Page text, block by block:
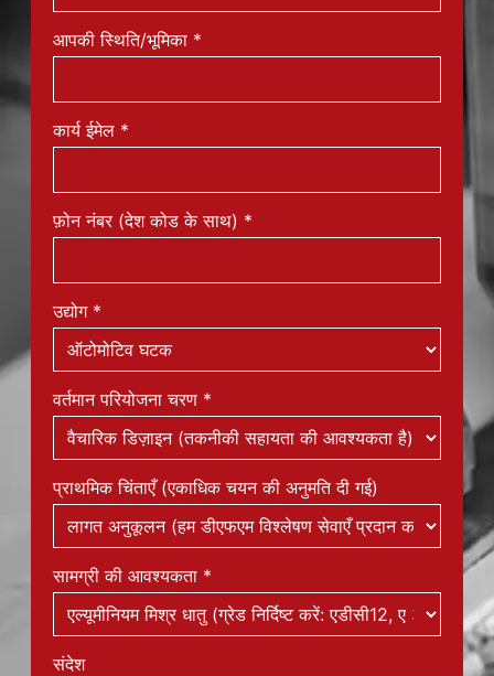
आपकी स्थिति/भूमिका *
कार्य ईमेल *
फ़ोन नंबर (देश कोड के साथ) *
उद्योग *
वर्तमान परियोजना चरण *
प्राथमिक चिंताएँ (एकाधिक चयन की अनुमति दी गई)
सामग्री की आवश्यकता *
संदेश